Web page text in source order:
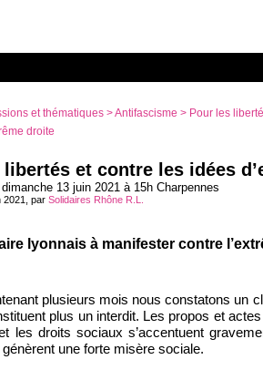
et thématiques>Antifascisme > Pour les
droite
libertés et contre les idées
13 juin 2021 à 15h Charpennes
2021, par Solidaires Rhône R.L.
lyonnais à manifester contre
plusieurs mois nous constatons un
plus un interdit. Les propos et
les droits sociaux s’accentuent
une forte misère sociale.